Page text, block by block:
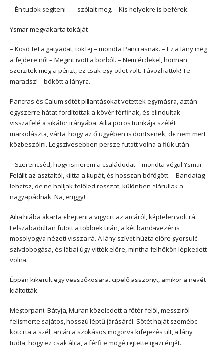
– Én tudok segíteni… – szólalt meg. – Kis helyekre is beférek.
Ysmar megvakarta tokáját.
– Kösd fel a gatyádat, tökfej – mondta Pancrasnak. – Ez a lány még
a fejdere nő! – Megint ivott a borból. – Nem érdekel, honnan
szerzitek meg a pénzt, ez csak egy ötlet volt. Távozhattok! Te
maradsz! – bökött a lányra.
Pancras és Calum sötét pillantásokat vetettek egymásra, aztán
egyszerre hátat fordítottak a kövér férfinak, és elindultak
visszafelé a sikátor irányába. Ailia poros tunikája szélét
markolászta, várta, hogy az ő ügyében is döntsenek, de nem mert
közbeszólni. Legszívesebben persze futott volna a fiúk után.
– Szerencséd, hogy ismerem a családodat – mondta végül Ysmar.
Felállt az asztaltól, kiitta a kupát, és hosszan böfögött. – Bandatag
lehetsz, de ne halljak felőled rosszat, különben elárullak a
nagyapádnak. Na, eriggy!
Ailia hiába akarta elrejteni a vigyort az arcáról, képtelen volt rá.
Felszabadultan futott a többiek után, a két bandavezér is
mosolyogva nézett vissza rá. A lány szívét húzta előre gyorsuló
szívdobogása, és lábai úgy vitték előre, mintha felhőkön lépkedett
volna.
Éppen kikerült egy vesszőkosarat cipelő asszonyt, amikor a nevét
kiáltották.
Megtorpant. Bátyja, Muran közeledett a főtér felől, messziről
felismerte sajátos, hosszú léptű járásáról. Sötét haját szemébe
kotorta a szél, arcán a szokásos mogorva kifejezés ült, a lány
tudta, hogy ez csak álca, a férfi e mögé rejtette igazi énjét.